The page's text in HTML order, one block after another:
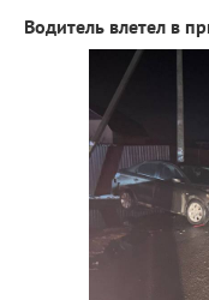
Водитель влетел в